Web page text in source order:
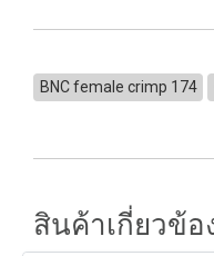
BNC female crimp 174
สินค้าเกี่ยวข้อ